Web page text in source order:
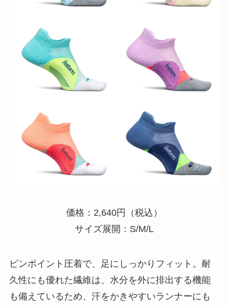
価格：2,640円（税込）
サイズ展開：S/M/L
ピンポイント圧着で、足にしっかりフィット。耐
久性にも優れた繊維は、水分を外に排出する機能
も備えているため、汗をかきやすいランナーにも